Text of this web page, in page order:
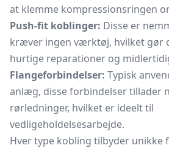
at klemme kompressionsringen
Push-fit koblinger: Disse er
kræver ingen værktøj, hvilket gør
hurtige reparationer og
Flangeforbindelser: Typisk
anlæg, disse forbindelser tillader
rørledninger, hvilket er ideelt til
vedligeholdelsesarbejde.
Hver type kobling tilbyder